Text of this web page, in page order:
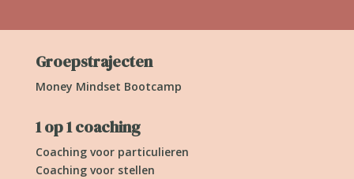
Groepstrajecten
Money Mindset Bootcamp
1 op 1 coaching
Coaching voor particulieren
Coaching voor stellen